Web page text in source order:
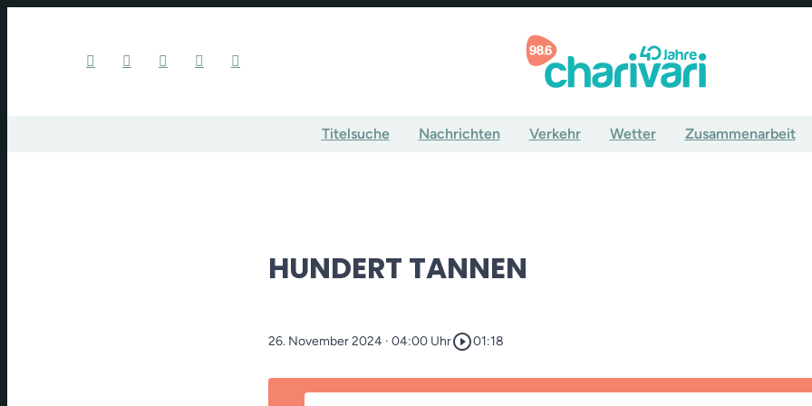
Titelsuche Nachrichten Verkehr Wetter Zusammenarbeit
HUNDERT TANNEN
26. November 2024 · 04:00 Uhrplay_circle_outline01:18